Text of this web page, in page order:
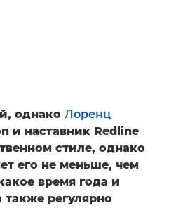
однако Лоренц
и наставник Redline
стиле, однако
его не меньше, чем
время года и
также регулярно